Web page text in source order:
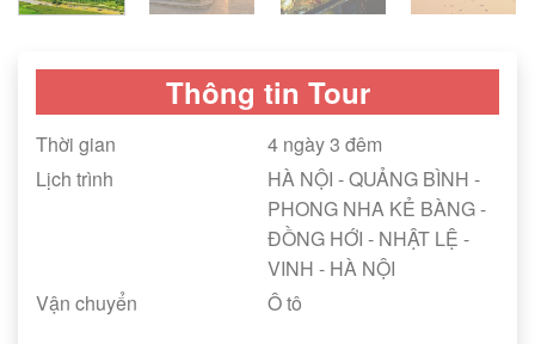
Thông tin Tour
Thời gian
4 ngày 3 đêm
Lịch trình
HÀ NỘI - QUẢNG BÌNH -
PHONG NHA KẺ BÀNG -
ĐỒNG HỚI - NHẬT LỆ -
VINH - HÀ NỘI
Vận chuyển
Ô tô